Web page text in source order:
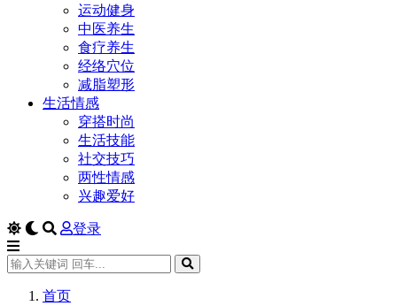
运动健身
中医养生
食疗养生
经络穴位
减脂塑形
生活情感
穿搭时尚
生活技能
社交技巧
两性情感
兴趣爱好
登录
首页